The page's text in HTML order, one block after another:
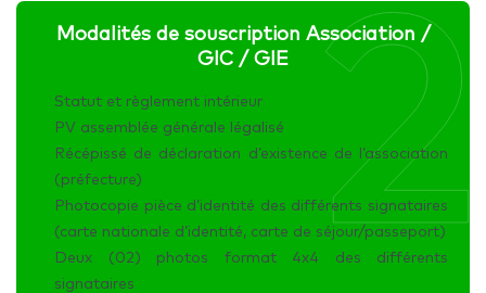
2
Modalités de souscription Association /
GIC / GIE
Statut et règlement intérieur
PV assemblée générale légalisé
Récépissé de déclaration d’existence de l’association
(préfecture)
Photocopie pièce d’identité des différents signataires
(carte nationale d’identité, carte de séjour/passeport)
Deux (02) photos format 4x4 des différents
signataires